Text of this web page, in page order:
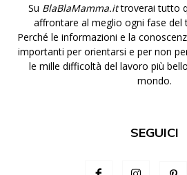
Su BlaBlaMamma.ittroverai tutto
affrontare al meglio ogni fase del
Perché le informazioni e la
importanti per orientarsi e per non
le mille difficoltà del lavoro più
mondo.
SEGUICI